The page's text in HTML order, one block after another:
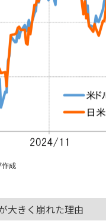
成
大きく崩れた理由